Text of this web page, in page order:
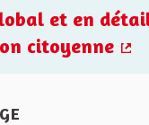
et en
citoyenne